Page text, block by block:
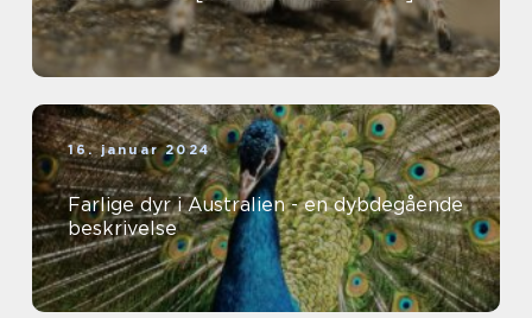
16. januar 2024
Farlige dyr i Australien - en dybdegående
beskrivelse